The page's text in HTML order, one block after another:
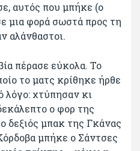
αυτός που μπήκε (ο
μια φορά σωστά προς τη
αλάνθαστοι.
πέρασε εύκολα. Το
το ματς κρίθηκε ήρθε
λόγο: χτύπησαν κι
ο φορ της
δεξιός μπακ της Γκάνας
μπήκε ο Σάντσες